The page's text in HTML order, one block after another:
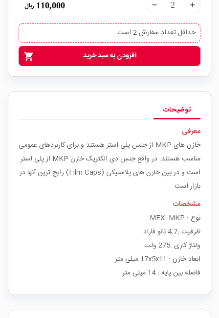
remove add
110,000 ریال
حداقل تعداد سفارش 2 است
shopping_cart افزودن به سبد خرید
توضیحات
معرفی
خازن های MKP از جنس پلی استر هستند و برای کاربردهای عمومی
مناسب هستند. در واقع جنس دی الکتریک خازن MKP از پلی استر
است و در بین خازن های پلاستیکی (Film Caps) رایج ترین آنها در
بازار است.
مشخصات
نوع : MEX -MKP
ظرفیت :4.7 نانو فاراد
ولتاژ کاری :275 ولت
ابعاد خازن : 17x5x11 میلی متر
فاصله بین پایه : 14 میلی متر